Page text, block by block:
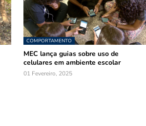
COMPORTAMENTO
MEC lança guias sobre uso de
celulares em ambiente escolar
01 Fevereiro, 2025